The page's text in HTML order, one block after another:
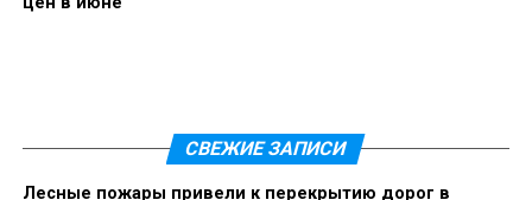
СВЕЖИЕ ЗАПИСИ
Лесные пожары привели к перекрытию дорог в